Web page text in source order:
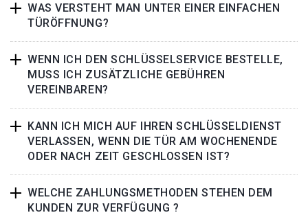
WAS VERSTEHT MAN UNTER EINER EINFACHEN
TÜRÖFFNUNG?
WENN ICH DEN SCHLÜSSELSERVICE BESTELLE,
MUSS ICH ZUSÄTZLICHE GEBÜHREN
VEREINBAREN?
KANN ICH MICH AUF IHREN SCHLÜSSELDIENST
VERLASSEN, WENN DIE TÜR AM WOCHENENDE
ODER NACH ZEIT GESCHLOSSEN IST?
WELCHE ZAHLUNGSMETHODEN STEHEN DEM
KUNDEN ZUR VERFÜGUNG ?